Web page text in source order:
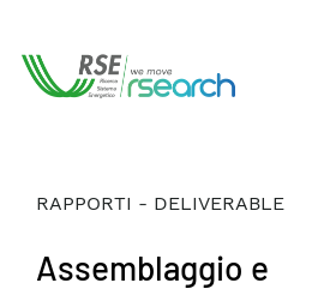
RAPPORTI - DELIVERABLE
Assemblaggio e